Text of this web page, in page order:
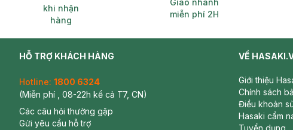
khi nhận
hàng
Giao nhanh
miễn phí 2H
HỖ TRỢ KHÁCH HÀNG
Hotline: 1800 6324
(Miễn phí , 08-22h kể cả T7, CN)
Các câu hỏi thường gặp
Gửi yêu cầu hỗ trợ
VỀ
Giới thiệu
Chính sách
Điều khoản
Hasaki cẩm
Tuyển dụng